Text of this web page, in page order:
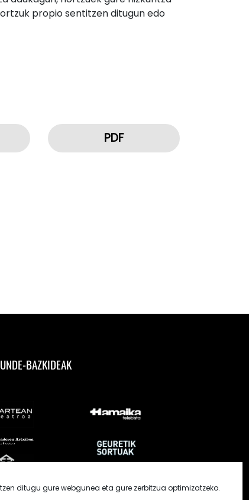
ditugu gure webgunea eta gure zerbitzua optimizatzeko.
propio sentitzen ditugun edo
PDF
BAZKIDEAK